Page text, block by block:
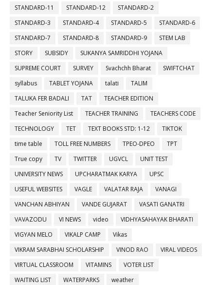
STANDARD-11
STANDARD-12
STANDARD-2
STANDARD-3
STANDARD-4 STANDARD-5
STANDARD-6
STANDARD-7
STANDARD-8 STANDARD-9
STEM LAB
STORY
SUBSIDY
SUKANYA SAMRIDDHI YOJANA
SUPREME COURT
SURVEY Svachchh Bharat
SWIFTCHAT
syllabus
TABLET YOJANA talati
TALIM
TALUKA FER BADALI
TAT
TEACHER EDITION
Teacher Seniority List
TEACHER TRAINING
TEACHERS CODE
TECHNOLOGY
TET TEXT BOOKS STD: 1-12
TIKTOK
time table
TOLL FREE NUMBERS TPEO-DPEO
TPT
True copy
TV TWITTER UGVCL
UNIT TEST
UNIVERSITY NEWS
UPCHARATMAK KARYA
UPSC
USEFUL WEBSITES
VAGLE VALATAR RAJA
VANAGI
VANCHAN ABHIYAN
VANDE GUJARAT
VASATI GANATRI
VAVAZODU
VI NEWS video
VIDHYASAHAYAK BHARATI
VIGYAN MELO
VIKALP CAMP
Vikas
VIKRAM SARABHAI SCHOLARSHIP
VINOD RAO
VIRAL VIDEOS
VIRTUAL CLASSROOM
VITAMINS
VOTER LIST
WAITING LIST
WATERPARKS
weather